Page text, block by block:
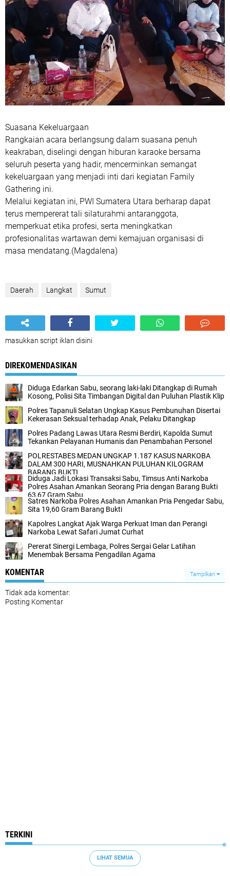
Suasana Kekeluargaan
Rangkaian acara berlangsung dalam suasana penuh
keakraban, diselingi dengan hiburan karaoke bersama
seluruh peserta yang hadir, mencerminkan semangat
kekeluargaan yang menjadi inti dari kegiatan Family
Gathering ini.
Melalui kegiatan ini, PWI Sumatera Utara berharap dapat
terus mempererat tali silaturahmi antaranggota,
memperkuat etika profesi, serta meningkatkan
profesionalitas wartawan demi kemajuan organisasi di
masa mendatang.(Magdalena)
Daerah Langkat Sumut
masukkan script iklan disini
DIREKOMENDASIKAN
Diduga Edarkan Sabu, seorang laki-laki Ditangkap di Rumah
Kosong, Polisi Sita Timbangan Digital dan Puluhan Plastik Klip
Polres Tapanuli Selatan Ungkap Kasus Pembunuhan Disertai
Kekerasan Seksual terhadap Anak, Pelaku Ditangkap
Polres Padang Lawas Utara Resmi Berdiri, Kapolda Sumut
Tekankan Pelayanan Humanis dan Penambahan Personel
POLRESTABES MEDAN UNGKAP 1.187 KASUS NARKOBA
DALAM 300 HARI, MUSNAHKAN PULUHAN KILOGRAM
BARANG BUKTI
Diduga Jadi Lokasi Transaksi Sabu, Timsus Anti Narkoba
Polres Asahan Amankan Seorang Pria dengan Barang Bukti
63,67 Gram Sabu
Satres Narkoba Polres Asahan Amankan Pria Pengedar Sabu,
Sita 19,60 Gram Barang Bukti
Kapolres Langkat Ajak Warga Perkuat Iman dan Perangi
Narkoba Lewat Safari Jumat Curhat
Pererat Sinergi Lembaga, Polres Sergai Gelar Latihan
Menembak Bersama Pengadilan Agama
KOMENTAR Tampilkan
Tidak ada komentar:
Posting Komentar
TERKINI
LIHAT SEMUA